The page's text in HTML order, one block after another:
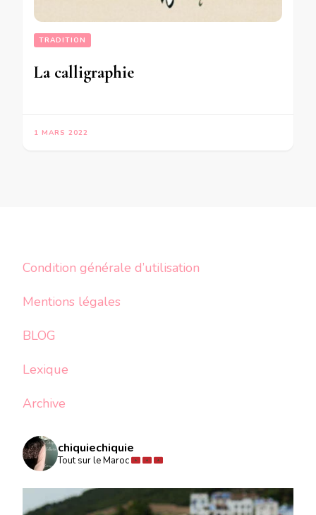
TRADITION
La calligraphie
1 MARS 2022
Condition générale d’utilisation
Mentions légales
BLOG
Lexique
Archive
chiquiechiquie
Tout sur le Maroc